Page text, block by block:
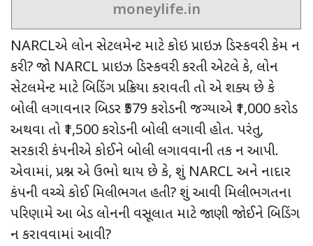
moneylife.in
NARCLએ લોન સેટલમેન્ટ માટે કોઇ પ્રાઇઝ ડિસ્કવરી કેમ ન
કરી?જો NARCL પ્રાઇઝ ડિસ્કવરી કરતી એટલે કે, લોન
સેટલમેન્ટ માટે બિડિંગ પ્રક્રિયા કરાવતી તો એ શક્ય છે કે
બોલી લગાવનાર બિડર ₹579 કરોડની જગ્યાએ ₹1,000કરોડ
અથવા તો ₹1,500કરોડની બોલી લગાવી હોત. પરંતુ,
સરકારી કંપનીએ કોઈને બોલી લગાવવાની તક ન આપી.
એવામાં, પ્રશ્ન એ ઉભો થાય છે કે, શું NARCL અને નાદાર
કંપની વચ્ચે કોઈ મિલીભગત હતી?શું આવી મિલીભગતના
પરિણામે આ બેડ લોનની વસૂલાત માટે જાણી જોઈને બિડિંગ
ન કરાવવામાં આવી?